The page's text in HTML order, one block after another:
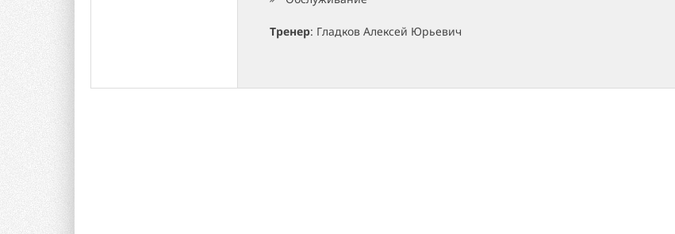
Тренер: Гладков Алексей Юрьевич